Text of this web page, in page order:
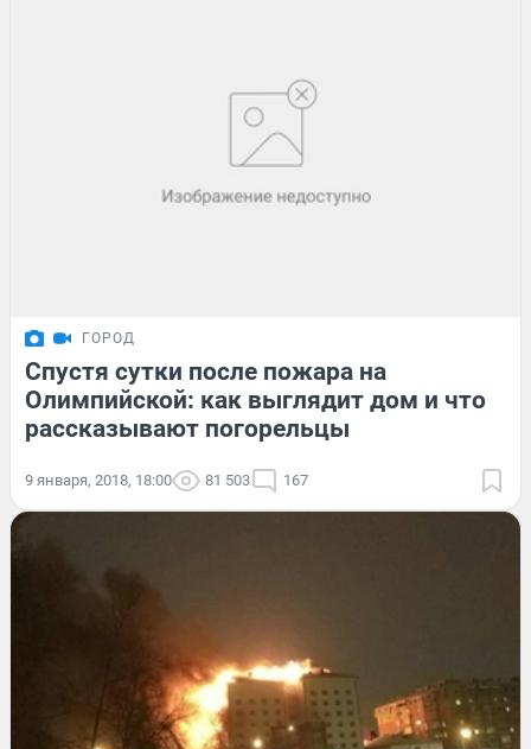
ГОРОД
Спустя сутки после пожара на
Олимпийской: как выглядит дом и что
рассказывают погорельцы
9 января, 2018, 18:00 81 503 167